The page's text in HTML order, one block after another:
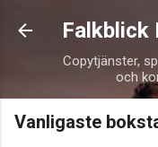
Falkblick
Copytjänster,
och
Vanligaste